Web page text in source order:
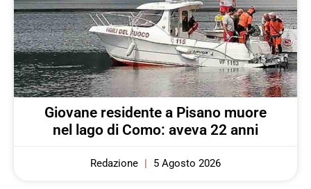
Giovane residente a Pisano muore
nel lago di Como: aveva 22 anni
Redazione 5 Agosto 2026